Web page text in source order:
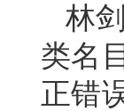
林
类名
正错